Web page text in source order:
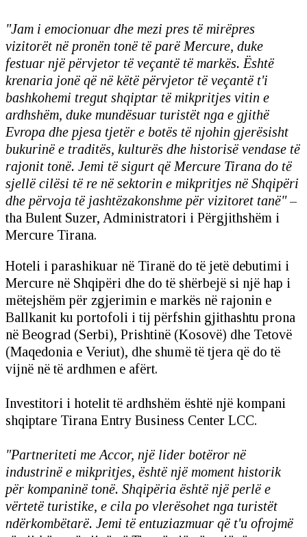
"Jam i emocionuar dhe mezi pres të mirëpres
vizitorët në pronën tonë të parë Mercure, duke
festuar një përvjetor të veçantë të markës. Është
krenaria jonë që në këtë përvjetor të veçantë t'i
bashkohemi tregut shqiptar të mikpritjes vitin e
ardhshëm, duke mundësuar turistët nga e gjithë
Evropa dhe pjesa tjetër e botës të njohin gjerësisht
bukurinë e traditës, kulturës dhe historisë vendase të
rajonit tonë. Jemi të sigurt që Mercure Tirana do të
sjellë cilësi të re në sektorin e mikpritjes në Shqipëri
dhe përvoja të jashtëzakonshme për vizitoret tanë"–
tha Bulent Suzer, Administratori i Përgjithshëm i
Mercure Tirana.
Hoteli i parashikuar në Tiranë do të jetë debutimi i
Mercure në Shqipëri dhe do të shërbejë si një hap i
mëtejshëm për zgjerimin e markës në rajonin e
Ballkanit ku portofoli i tij përfshin gjithashtu prona
në Beograd (Serbi), Prishtinë (Kosovë) dhe Tetovë
(Maqedonia e Veriut), dhe shumë të tjera që do të
vijnë në të ardhmen e afërt.
Investitori i hotelit të ardhshëm është një kompani
shqiptare Tirana Entry Business Center LCC.
"Partneriteti me Accor, një lider botëror në
industrinë e mikpritjes, është një moment historik
për kompaninë tonë. Shqipëria është një perlë e
vërtetë turistike, e cila po vlerësohet nga turistët
ndërkombëtarë. Jemi të entuziazmuar që t'u ofrojmë